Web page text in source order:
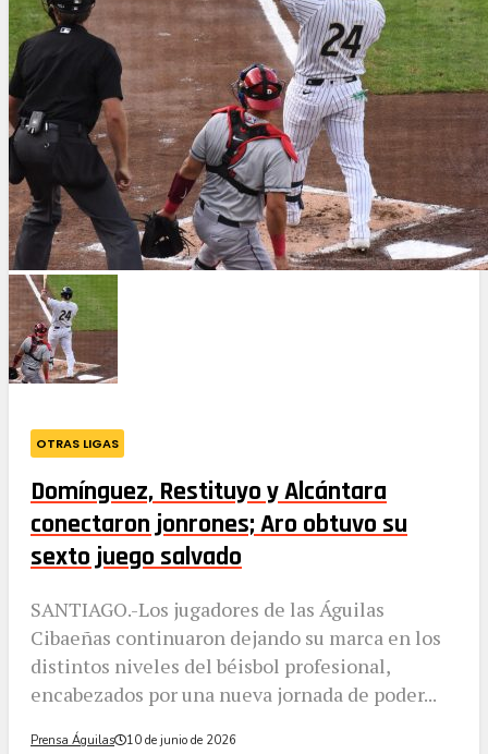
OTRAS LIGAS
Domínguez, Restituyo y Alcántara
conectaron jonrones; Aro obtuvo su
sexto juego salvado
SANTIAGO.-Los jugadores de las Águilas
Cibaeñas continuaron dejando su marca en los
distintos niveles del béisbol profesional,
encabezados por una nueva jornada de poder...
Prensa Águilas 10 de junio de 2026